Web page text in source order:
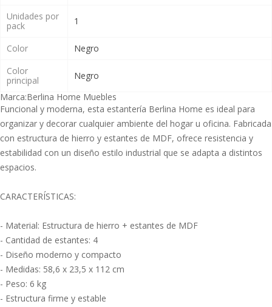
Unidades por
pack
1
Color
Negro
Color
principal
Negro
Marca:Berlina Home Muebles
Funcional y moderna, esta estantería Berlina Home es ideal para
organizar y decorar cualquier ambiente del hogar u oficina. Fabricada
con estructura de hierro y estantes de MDF, ofrece resistencia y
estabilidad con un diseño estilo industrial que se adapta a distintos
espacios.
CARACTERÍSTICAS:
- Material: Estructura de hierro + estantes de MDF
- Cantidad de estantes: 4
- Diseño moderno y compacto
- Medidas: 58,6 x 23,5 x 112 cm
- Peso: 6 kg
- Estructura firme y estable